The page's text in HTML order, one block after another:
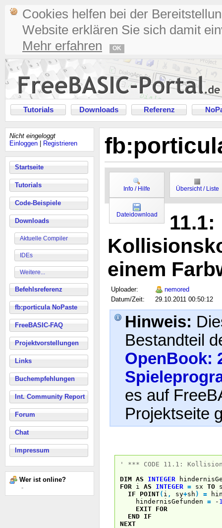
Cookies helfen bei der
Website erklären Sie sich damit
Mehr erfahren
OK
Tutorials Downloads Referenz
Nicht eingeloggt
Einloggen
Registrieren
Startseite
Tutorials
Code-Beispiele
Downloads
Aktuelle Compiler
IDEs
Weitere...
Befehlsreferenz
fb:porticula NoPaste
FreeBASIC-FAQ
Projektvorstellungen
Links
Buchempfehlungen
Int. Community Report
Forum
Chat
Impressum
Wer ist online?
-
Info / Hilfe Übersicht / Liste
Dateidownload
11.1:
einem
Uploader:
nemored
Datum/Zeit:
29.10.2011 00:50:12
Hinweis:
Bestandteil
OpenBook:
es auf
Projektseite
' *** CODE 11.1:
DIM AS INTEGER
FOR i AS INTEGER = sx TO
IF
POINT( i , sy+sh ) =
hindernisGefunden = -
EXIT FOR
END IF
NEXT